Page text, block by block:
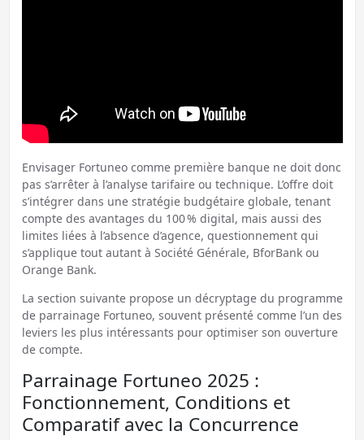
Envisager Fortuneo comme première banque ne doit donc
pas s’arrêter à l’analyse tarifaire ou technique. L’offre doit
s’intégrer dans une stratégie budgétaire globale, tenant
compte des avantages du 100 % digital, mais aussi des
limites liées à l’absence d’agence, questionnement qui
s’applique tout autant à Société Générale, BforBank ou
Orange Bank.
La section suivante propose un décryptage du programme
de parrainage Fortuneo, souvent présenté comme l’un des
leviers les plus intéressants pour optimiser son ouverture
de compte.
Parrainage Fortuneo 2025 :
Fonctionnement, Conditions et
Comparatif avec la Concurrence